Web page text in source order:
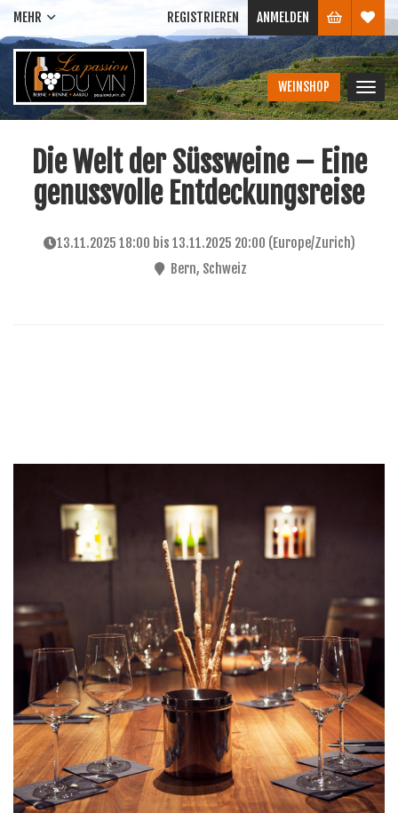
MEHR REGISTRIEREN ANMELDEN
WEINSHOP
ein-/
Die Welt der Süssweine – Eine
genussvolle Entdeckungsreise
13.11.2025 18:00 bis 13.11.2025 20:00 (Europe/Zurich)
Bern, Schweiz